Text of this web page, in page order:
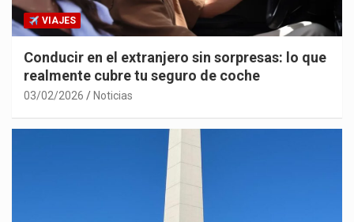
VIAJES
Conducir en el extranjero sin sorpresas: lo que
realmente cubre tu seguro de coche
03/02/2026 Noticias